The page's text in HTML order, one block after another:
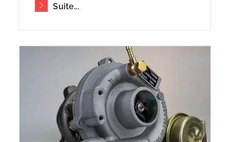
Suite...